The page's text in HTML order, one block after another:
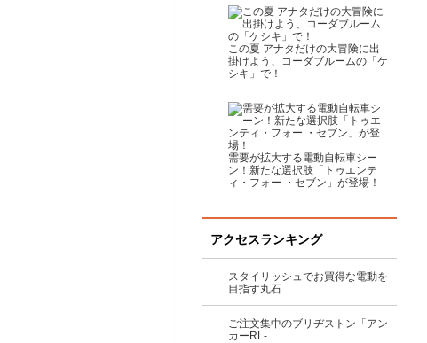
この夏 アナタだけの大冒険に出
掛けよう、コーダブルームの「ケ
シキ」で！
需要が拡大する電動自転車シー
ン！新たな選択肢「トゥエンテ
ィ・フォー ・セブン」が登場！
アクセスランキング
スタイリッシュでお買得な電動を
目指す丸石...
ご注文集中のブリヂストン「アン
カーRL-...